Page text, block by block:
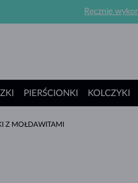
Ręcznie
Zaręczynowe
PIERŚCIONKI KOLCZYKI
Z MOŁDAWITAMI